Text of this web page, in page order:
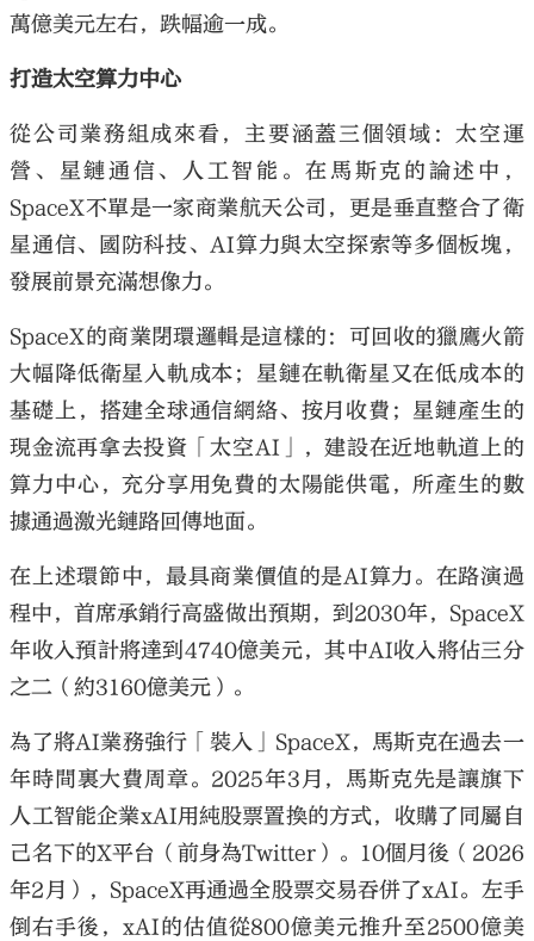
萬億美元左右，跌幅逾一成。
打造太空算力中心
從公司業務組成來看，主要涵蓋三個領域：太空運
營、星鏈通信、人工智能。在馬斯克的論述中，
SpaceX不單是一家商業航天公司，更是垂直整合了衛
星通信、國防科技、AI算力與太空探索等多個板塊，
發展前景充滿想像力。
SpaceX的商業閉環邏輯是這樣的：可回收的獵鷹火箭
大幅降低衛星入軌成本；星鏈在軌衛星又在低成本的
基礎上，搭建全球通信網絡、按月收費；星鏈產生的
現金流再拿去投資「太空AI」，建設在近地軌道上的
算力中心，充分享用免費的太陽能供電，所產生的數
據通過激光鏈路回傳地面。
在上述環節中，最具商業價值的是AI算力。在路演過
程中，首席承銷行高盛做出預期，到2030年，SpaceX
年收入預計將達到4740億美元，其中AI收入將佔三分
之二（約3160億美元）。
為了將AI業務強行「裝入」SpaceX，馬斯克在過去一
年時間裏大費周章。2025年3月，馬斯克先是讓旗下
人工智能企業xAI用純股票置換的方式，收購了同屬自
己名下的X平台（前身為Twitter）。10個月後（2026
年2月），SpaceX再通過全股票交易吞併了xAI。左手
倒右手後，xAI的估值從800億美元推升至2500億美